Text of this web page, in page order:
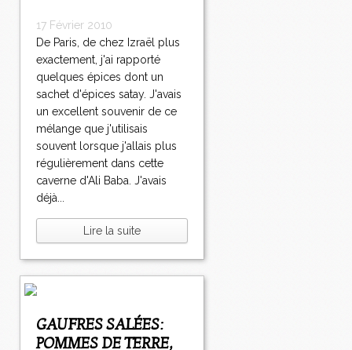
17 Février 2010
De Paris, de chez Izraël plus
exactement, j'ai rapporté
quelques épices dont un
sachet d'épices satay. J'avais
un excellent souvenir de ce
mélange que j'utilisais
souvent lorsque j'allais plus
régulièrement dans cette
caverne d'Ali Baba. J'avais
déjà...
Lire la suite
GAUFRES SALÉES:
POMMES DE TERRE,